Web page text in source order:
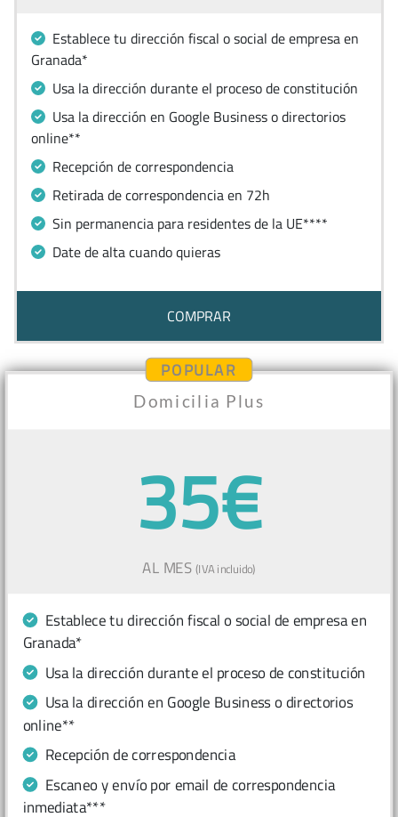
Establece tu dirección fiscal o social de empresa en
Granada*
Usa la dirección durante el proceso de constitución
Usa la dirección en Google Business o directorios
online**
Recepción de correspondencia
Retirada de correspondencia en 72h
Sin permanencia para residentes de la UE****
Date de alta cuando quieras
COMPRAR
POPULAR
Domicilia Plus
35€
AL MES(IVA incluido)
Establece tu dirección fiscal o social de empresa en
Granada*
Usa la dirección durante el proceso de constitución
Usa la dirección en Google Business o directorios
online**
Recepción de correspondencia
Escaneo y envío por email de correspondencia
inmediata***